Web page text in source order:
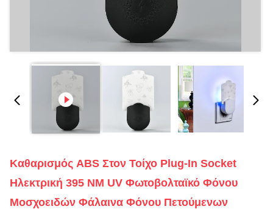
Καθαρισμός ABS Στον Τοίχο Plug-In Socket
Ηλεκτρική 395 NM UV Φωτοβολταϊκό Φόνου
Μοσχοειδών Φάλαινα Φόνου Πετούμενων